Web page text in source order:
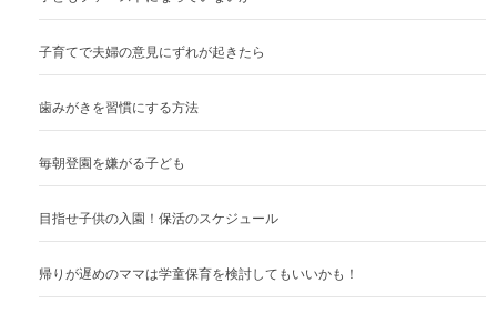
子育てで夫婦の意見にずれが起きたら
歯みがきを習慣にする方法
毎朝登園を嫌がる子ども
目指せ子供の入園！保活のスケジュール
帰りが遅めのママは学童保育を検討してもいいかも！